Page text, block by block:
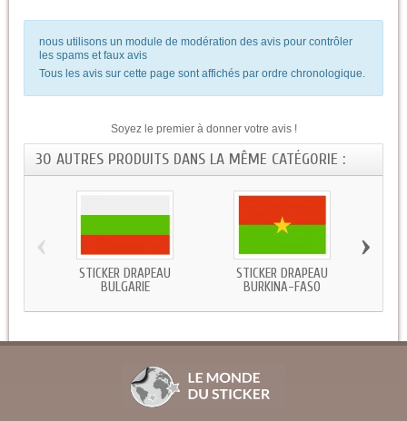
nous utilisons un module de modération des avis pour contrôler
les spams et faux avis
Tous les avis sur cette page sont affichés par ordre chronologique.
Soyez le premier à donner votre avis !
30 AUTRES PRODUITS DANS LA MÊME CATÉGORIE :
STICKER DRAPEAU
BULGARIE
STICKER DRAPEAU
BURKINA-FASO
‹ ›